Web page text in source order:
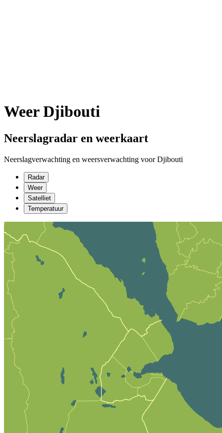
Weer Djibouti
Neerslagradar en weerkaart
Neerslagverwachting en weersverwachting voor Djibouti
Radar
Weer
Satelliet
Temperatuur